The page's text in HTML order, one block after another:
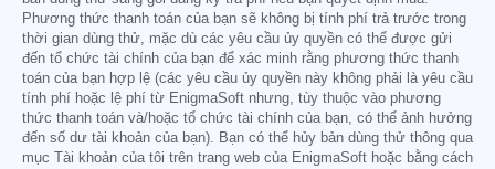
Phương thức thanh toán của bạn sẽ không bị tính phí trả trước trong
thời gian dùng thử, mặc dù các yêu cầu ủy quyền có thể được gửi
đến tổ chức tài chính của bạn để xác minh rằng phương thức thanh
toán của bạn hợp lệ (các yêu cầu ủy quyền này không phải là yêu cầu
tính phí hoặc lệ phí từ EnigmaSoft nhưng, tùy thuộc vào phương
thức thanh toán và/hoặc tổ chức tài chính của bạn, có thể ảnh hưởng
đến số dư tài khoản của bạn). Bạn có thể hủy bản dùng thử thông qua
mục Tài khoản của tôi trên trang web của EnigmaSoft hoặc bằng cách